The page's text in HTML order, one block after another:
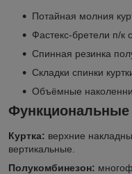
Потайная молния
Фастекс-бретели п/к
Спинная резинка
Складки спинки
Объёмные
Куртка: верхние
вертикальные.
Полукомбинезон: